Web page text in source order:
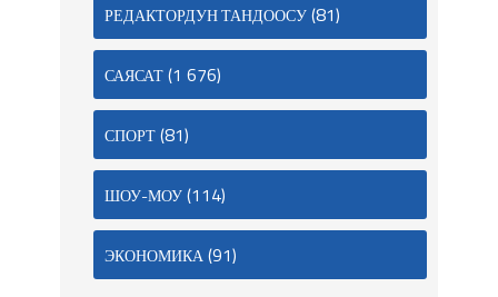
РЕДАКТОРДУН ТАНДООСУ(81)
САЯСАТ(1 676)
СПОРТ(81)
ШОУ-МОУ(114)
ЭКОНОМИКА(91)